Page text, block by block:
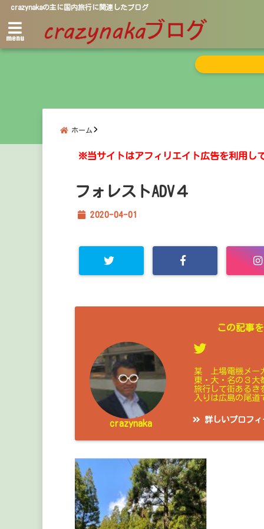
crazynakaの主に国内旅行に関連したブログ
menu
ホーム
※当サイトはアフィリエイト広告を利用し
フォレストADV４
2020-04-01
この記事
crazynaka
某 上場電機メー
東・大・名の３大
旅行して街あるき
入りは広島の尾
詳しいプロフ